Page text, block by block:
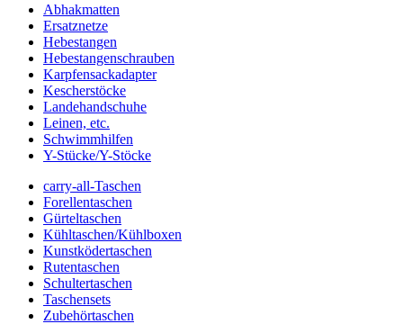
Abhakmatten
Ersatznetze
Hebestangen
Hebestangenschrauben
Karpfensackadapter
Kescherstöcke
Landehandschuhe
Leinen, etc.
Schwimmhilfen
Y-Stücke/Y-Stöcke
carry-all-Taschen
Forellentaschen
Gürteltaschen
Kühltaschen/Kühlboxen
Kunstködertaschen
Rutentaschen
Schultertaschen
Taschensets
Zubehörtaschen